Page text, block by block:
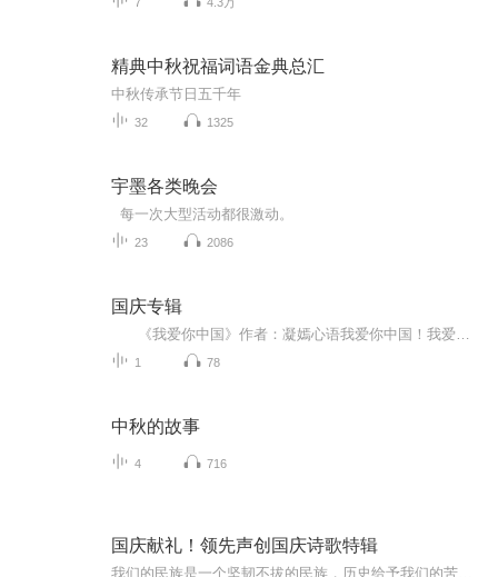
精典中秋祝福词语金典总汇
中秋传承节日五千年
32 1325
宇墨各类晚会
每一次大型活动都很激动。
23 2086
国庆专辑
1 78
中秋的故事
4 716
国庆献礼！领先声创国庆诗歌特辑